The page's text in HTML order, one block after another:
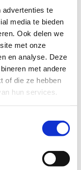
advertenties te
media te bieden
Ook delen we
met onze
en analyse. Deze
met andere
of die ze hebben
hun services.